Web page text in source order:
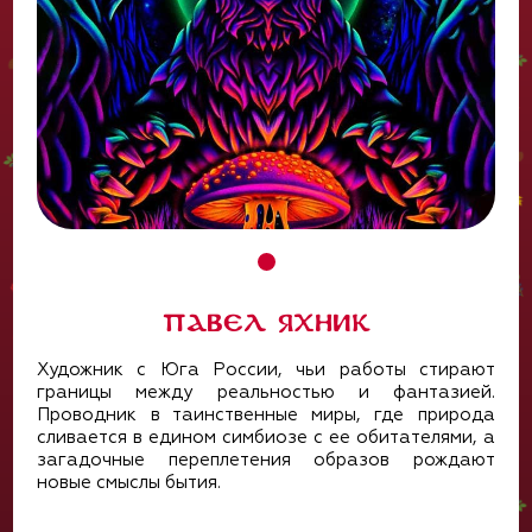
Павел Яхник
Художник с Юга России, чьи работы стирают
границы между реальностью и фантазией.
Проводник в таинственные миры, где природа
сливается в едином симбиозе с ее обитателями, а
загадочные переплетения образов рождают
новые смыслы бытия.